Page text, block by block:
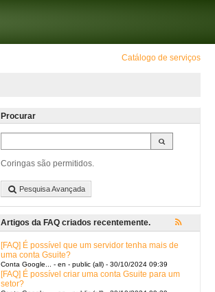
Catálogo de serviços
Procurar
Coringas são permitidos.
Pesquisa Avançada
Artigos da FAQ criados recentemente.
[FAQ] É possível que um servidor tenha mais de
uma conta Gsuite?
Conta Google... - en - public (all) - 30/10/2024 09:39
[FAQ] É possível criar uma conta Gsuite para um
setor?